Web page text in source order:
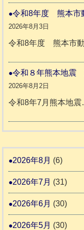
令和8年度 熊本市
2026年8月3日
令和8年度 熊本市
令和８年熊本地
2026年8月2日
令和8年7月熊本地
2026年8月 (6)
2026年7月 (31)
2026年6月 (30)
2026年5月 (30)